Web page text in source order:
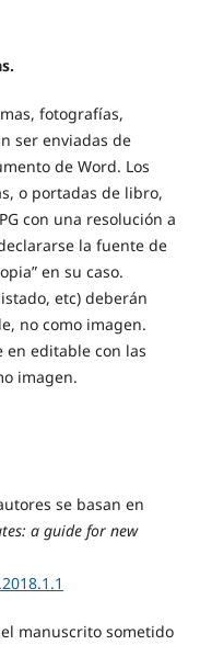
fotografías,
ser enviadas de
de Word. Los
o portadas de libro,
con una resolución a
la fuente de
en su caso.
etc) deberán
no como imagen.
en editable con las
imagen.
se basan en
a guide for new
manuscrito sometido